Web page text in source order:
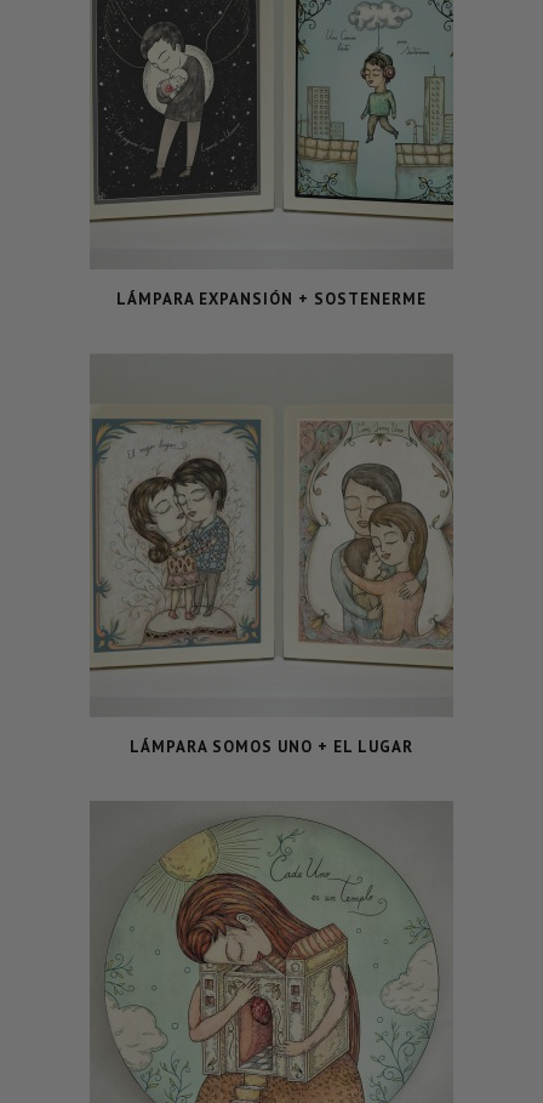
LÁMPARA EXPANSIÓN + SOSTENERME
LÁMPARA SOMOS UNO + EL LUGAR